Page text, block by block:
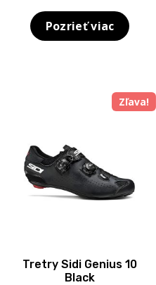
bola:
379,00 €.
je:
219,00 €.
Pozrieť viac
Zľava!
Tretry Sidi Genius 10
Black